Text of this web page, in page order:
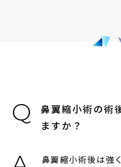
鼻翼縮小術の術
ますか？
鼻翼縮小術後は強